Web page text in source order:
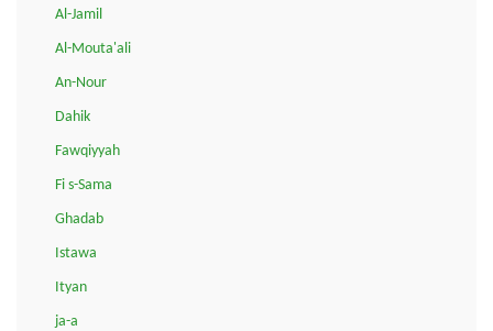
Al-Jamil
Al-Mouta'ali
An-Nour
Dahik
Fawqiyyah
Fi s-Sama
Ghadab
Istawa
Ityan
ja-a